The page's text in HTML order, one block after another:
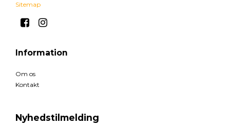
Sitemap
Information
Om os
Kontakt
Nyhedstilmelding